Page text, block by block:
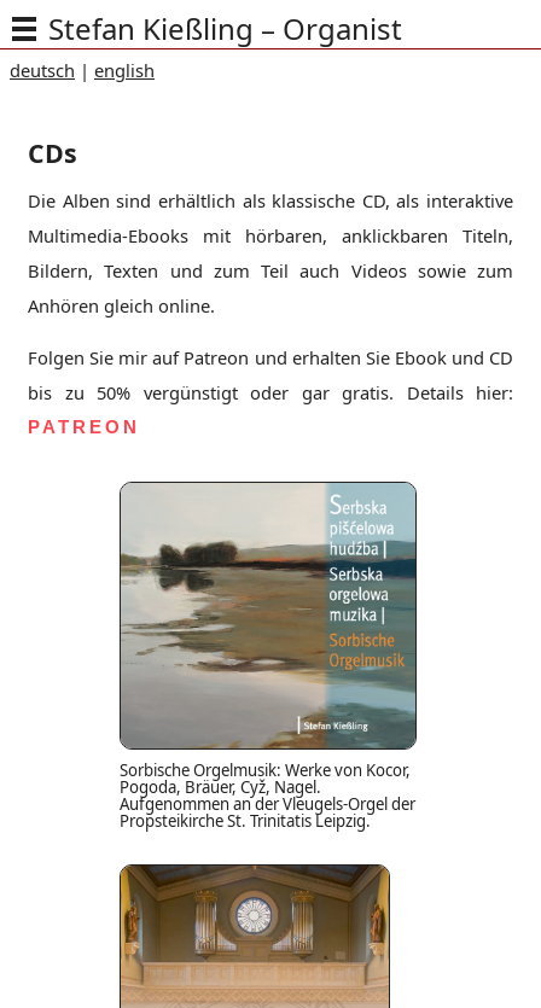
Stefan Kießling – Organist
deutsch | english
CDs
Die Alben sind erhältlich als klassische CD, als interaktive
Multimedia-Ebooks mit hörbaren, anklickbaren Titeln,
Bildern, Texten und zum Teil auch Videos sowie zum
Anhören gleich online.
Folgen Sie mir auf Patreon und erhalten Sie Ebook und CD
bis zu 50% vergünstigt oder gar gratis. Details hier:
PATREON
Sorbische Orgelmusik: Werke von Kocor,
Pogoda, Bräuer, Cyž, Nagel.
Aufgenommen an der Vleugels-Orgel der
Propsteikirche St. Trinitatis Leipzig.